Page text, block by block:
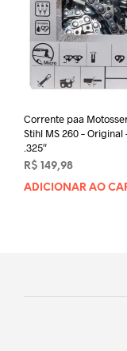
Corrente paa
Stihl MS 260 – Original
.325″
R$ 149,98
ADICIONAR AO